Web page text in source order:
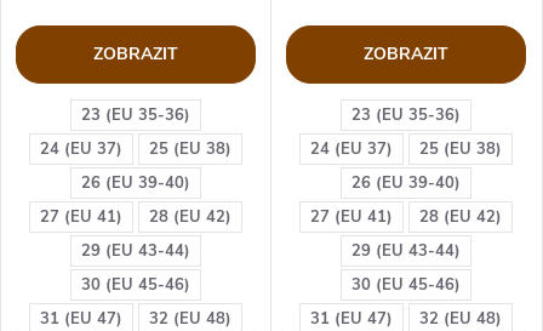
23 (EU 35-36)
24 (EU 37)
25 (EU 38)
26 (EU 39-40)
27 (EU 41)
28 (EU 42)
29 (EU 43-44)
30 (EU 45-46)
31 (EU 47)
32 (EU 48)
ZOBRAZIT
23 (EU 35-36)
24 (EU 37)
25 (EU 38)
26 (EU 39-40)
27 (EU 41)
28 (EU 42)
29 (EU 43-44)
30 (EU 45-46)
31 (EU 47)
32 (EU 48)
ZOBRAZIT